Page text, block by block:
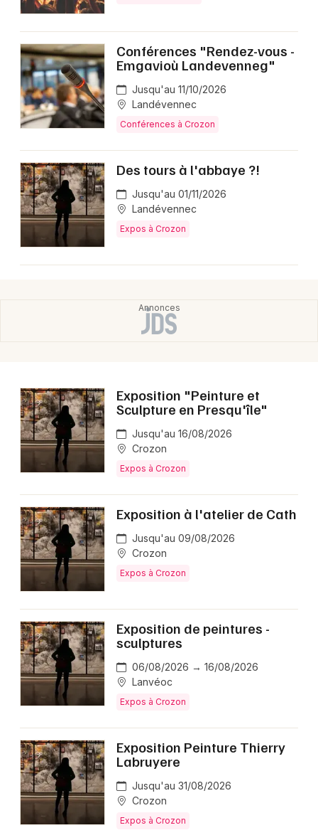
Conférences "Rendez-vous -
Emgavioù Landevenneg"
Jusqu'au 11/10/2026
Landévennec
Conférences à Crozon
Des tours à l'abbaye ?!
Jusqu'au 01/11/2026
Landévennec
Expos à Crozon
Exposition "Peinture et
Sculpture en Presqu'île"
Jusqu'au 16/08/2026
Crozon
Expos à Crozon
Exposition à l'atelier de Cath
Jusqu'au 09/08/2026
Crozon
Expos à Crozon
Exposition de peintures -
sculptures
06/08/2026 → 16/08/2026
Lanvéoc
Expos à Crozon
Exposition Peinture Thierry
Labruyere
Jusqu'au 31/08/2026
Crozon
Expos à Crozon